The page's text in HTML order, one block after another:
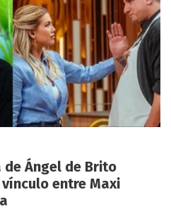
Ángel de Brito
entre Maxi